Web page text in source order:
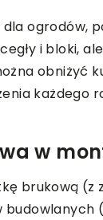
ogrodów,
i bloki,
obniżyć
każdego
w
brukową (z